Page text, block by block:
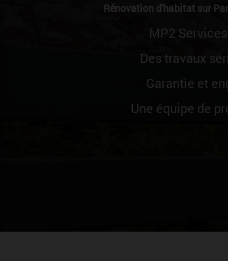
Rénovation d'habitat sur
MP2
Des travaux
Garantie et
Une équipe de